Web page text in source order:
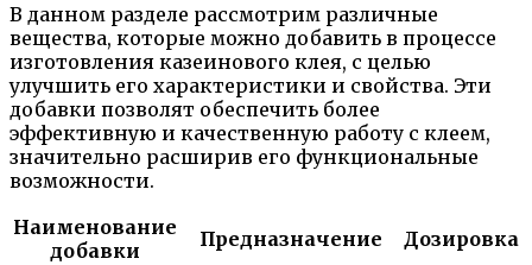
В данном разделе рассмотрим различные
вещества, которые можно добавить в процессе
изготовления казеинового клея, с целью
улучшить его характеристики и свойства. Эти
добавки позволят обеспечить более
эффективную и качественную работу с клеем,
значительно расширив его функциональные
возможности.
Наименование
добавки
Предназначение Дозировка